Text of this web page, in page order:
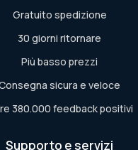
Gratuito spedizione
30 giorni ritornare
Più basso prezzi
sicura e veloce
380.000 feedback positivi
Supporto e servizi